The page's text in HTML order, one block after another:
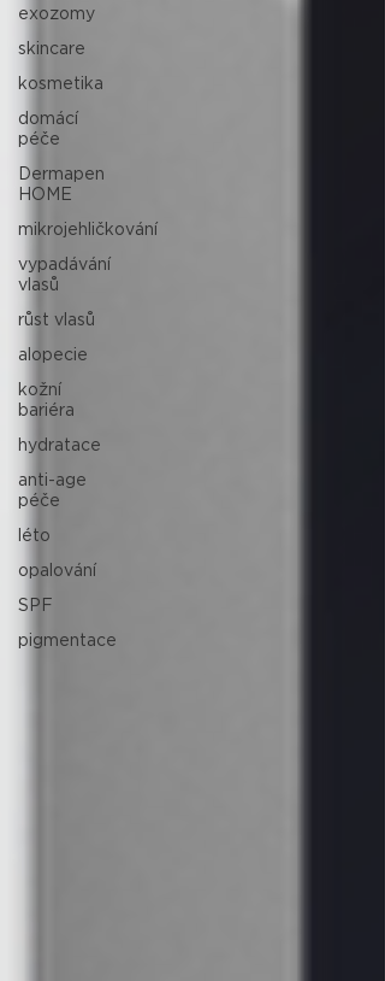
exozomy
skincare
kosmetika
domácí
péče
Dermapen
HOME
mikrojehličkování
vypadávání
vlasů
růst vlasů
alopecie
kožní
bariéra
hydratace
anti-age
péče
léto
opalování
SPF
pigmentace